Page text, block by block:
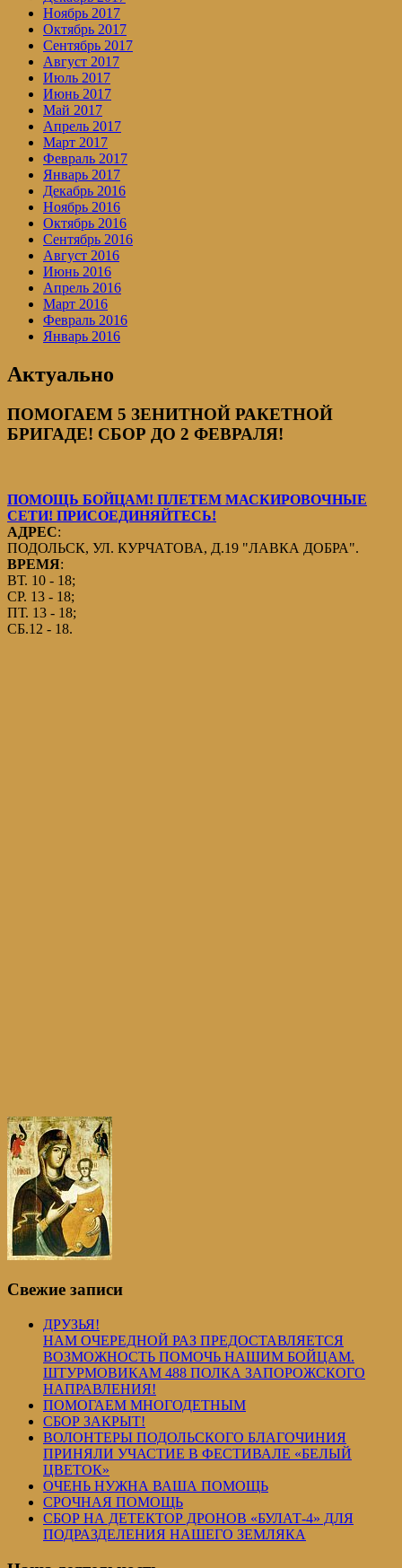
Ноябрь 2017
Октябрь 2017
Сентябрь 2017
Август 2017
Июль 2017
Июнь 2017
Май 2017
Апрель 2017
Март 2017
Февраль 2017
Январь 2017
Декабрь 2016
Ноябрь 2016
Октябрь 2016
Сентябрь 2016
Август 2016
Июнь 2016
Апрель 2016
Март 2016
Февраль 2016
Январь 2016
Актуально
ПОМОГАЕМ 5 ЗЕНИТНОЙ РАКЕТНОЙ
БРИГАДЕ! СБОР ДО 2 ФЕВРАЛЯ!
ПОМОЩЬ БОЙЦАМ! ПЛЕТЕМ МАСКИРОВОЧНЫЕ
СЕТИ! ПРИСОЕДИНЯЙТЕСЬ!
АДРЕС:
ПОДОЛЬСК, УЛ. КУРЧАТОВА, Д.19 "ЛАВКА ДОБРА".
ВРЕМЯ:
ВТ. 10 - 18;
СР. 13 - 18;
ПТ. 13 - 18;
СБ.12 - 18.
Свежие записи
ДРУЗЬЯ!
НАМ ОЧЕРЕДНОЙ РАЗ ПРЕДОСТАВЛЯЕТСЯ
ВОЗМОЖНОСТЬ ПОМОЧЬ НАШИМ БОЙЦАМ.
ШТУРМОВИКАМ 488 ПОЛКА ЗАПОРОЖСКОГО
НАПРАВЛЕНИЯ!
ПОМОГАЕМ МНОГОДЕТНЫМ
СБОР ЗАКРЫТ!
ВОЛОНТЕРЫ ПОДОЛЬСКОГО БЛАГОЧИНИЯ
ПРИНЯЛИ УЧАСТИЕ В ФЕСТИВАЛЕ «БЕЛЫЙ
ЦВЕТОК»
ОЧЕНЬ НУЖНА ВАША ПОМОЩЬ
СРОЧНАЯ ПОМОЩЬ
СБОР НА ДЕТЕКТОР ДРОНОВ «БУЛАТ-4» ДЛЯ
ПОДРАЗДЕЛЕНИЯ НАШЕГО ЗЕМЛЯКА